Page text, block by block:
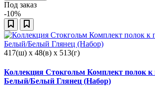
Под заказ
-10%
417(ш) x 48(в) x 513(г)
Коллекция Стокгольм Комплект полок к
Белый/Белый Глянец (Набор)